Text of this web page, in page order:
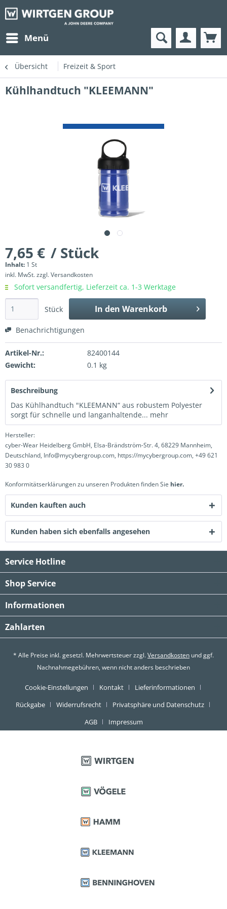
Menü
Übersicht Freizeit & Sport
Kühlhandtuch "KLEEMANN"
7,65 € / Stück
Inhalt: 1 St
inkl. MwSt.zzgl. Versandkosten
Sofort versandfertig, Lieferzeit ca. 1-3 Werktage
Stück In den Warenkorb
Benachrichtigungen
Artikel-Nr.:
82400144
Gewicht:
0.1 kg
Beschreibung
Das Kühlhandtuch "KLEEMANN“ aus robustem Polyester
sorgt für schnelle und langanhaltende... mehr
Hersteller:
cyber-Wear Heidelberg GmbH, Elsa-Brändström-Str. 4, 68229 Mannheim,
Deutschland, Info@mycybergroup.com, https://mycybergroup.com, +49 621
30 983 0
Konformitätserklärungen zu unseren Produkten finden Sie hier.
Kunden kauften auch
Kunden haben sich ebenfalls angesehen
Service Hotline
Shop Service
Informationen
Zahlarten
* Alle Preise inkl. gesetzl. Mehrwertsteuer zzgl.Versandkosten und ggf.
Nachnahmegebühren, wenn nicht anders beschrieben
Cookie-Einstellungen Kontakt
Lieferinformationen
Rückgabe
Widerrufsrecht
Privatsphäre und Datenschutz
AGB
Impressum